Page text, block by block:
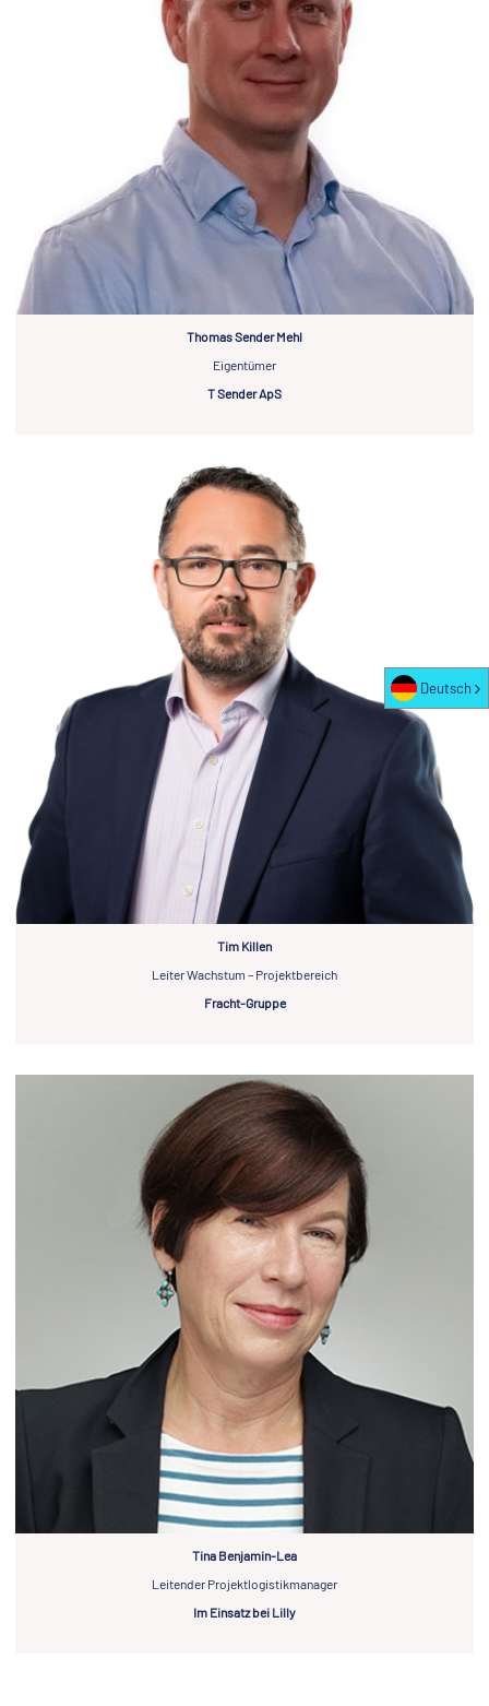
Thomas Sender Mehl
Eigentümer
T Sender ApS
Tim Killen
Leiter Wachstum – Projektbereich
Fracht-Gruppe
Tina Benjamin-Lea
Leitender Projektlogistikmanager
Im Einsatz bei Lilly
Deutsch